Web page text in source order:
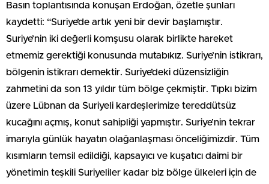
Basın toplantısında konuşan Erdoğan, özetle şunları
kaydetti: “Suriye’de artık yeni bir devir başlamıştır.
Suriye’nin iki değerli komşusu olarak birlikte hareket
etmemiz gerektiği konusunda mutabıkız. Suriye’nin istikrarı,
bölgenin istikrarı demektir. Suriye’deki düzensizliğin
zahmetini da son 13 yıldır tüm bölge çekmiştir. Tıpkı bizim
üzere Lübnan da Suriyeli kardeşlerimize tereddütsüz
kucağını açmış, konut sahipliği yapmıştır. Suriye’nin tekrar
imarıyla günlük hayatın olağanlaşması önceliğimizdir. Tüm
kısımların temsil edildiği, kapsayıcı ve kuşatıcı daimi bir
yönetimin teşkili Suriyeliler kadar biz bölge ülkeleri için de